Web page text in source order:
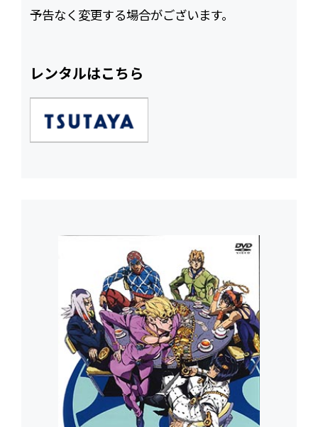
予告なく変更する場合がございます。
レンタルはこちら